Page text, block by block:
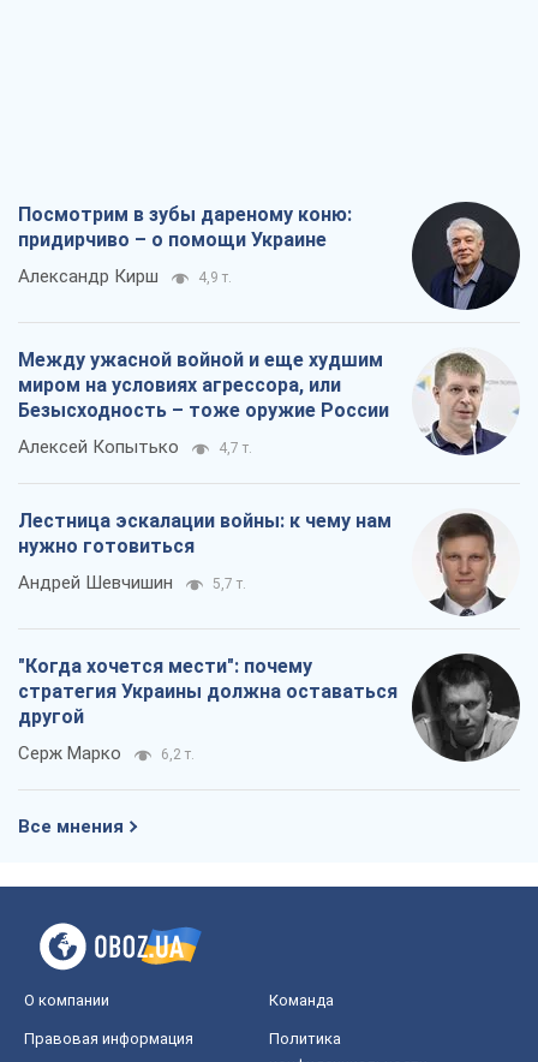
Посмотрим в зубы дареному коню:
придирчиво – о помощи Украине
Александр Кирш 4,9 т.
Между ужасной войной и еще худшим
миром на условиях агрессора, или
Безысходность – тоже оружие России
Алексей Копытько 4,7 т.
Лестница эскалации войны: к чему нам
нужно готовиться
Андрей Шевчишин 5,7 т.
"Когда хочется мести": почему
стратегия Украины должна оставаться
другой
Серж Марко 6,2 т.
Все мнения
О компании Команда
Правовая информация
Политика